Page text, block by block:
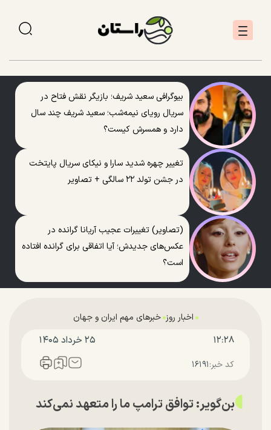
بیوگرافی سعید شریف؛ بازیگر نقش فتاح در
سریال رویای نیمه‌شب؛ سعید شریف چند سال
دارد و همسرش کیست؟
تغییر چهره شدید سارا و نیکای سریال پایتخت
در جشن تولد ۲۲ سالگی + تصاویر
(تصاویر) تغییرات عجیب آریانا گرانده در
عکس‌های جدیدش؛ آیا اتفاقی برای گرانده افتاده
است؟
اخبار روز خبرهای مهم ایران و جهان
۱۲:۲۸ ۲۵ خرداد ۱۴۰۵
کد خبر:۱۶۱۹۱
بن‌گویر: توافق ترامپ ما را متعهد نمی‌کند